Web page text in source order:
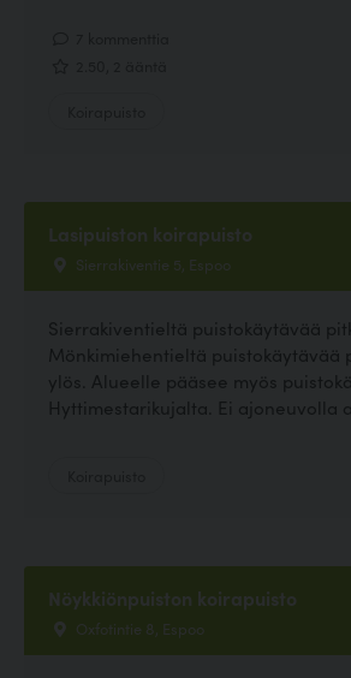
Lasipuiston koirapuisto
Sierrakiventie 5, Espoo
Sierrakiventieltä puistokäytävää
Mönkimiehentieltä puistokäytävää
ylös. Alueelle pääsee myös
Hyttimestarikujalta. Ei ajoneuvolla
Nöykkiönpuiston koirapuisto
Oxfotintie 8, Espoo